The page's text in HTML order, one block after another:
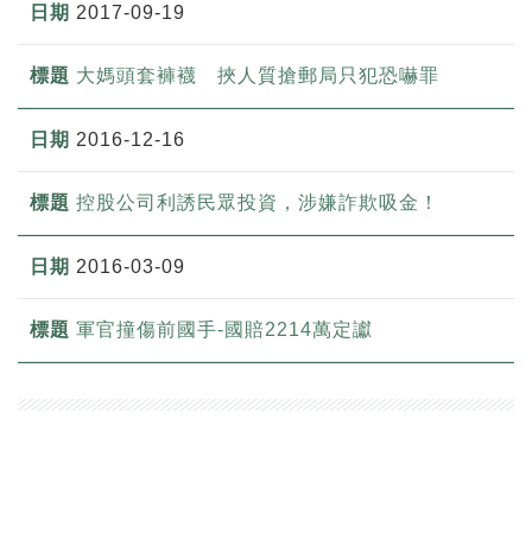
2017-09-19
大媽頭套褲襪 挾人質搶郵局只犯恐嚇罪
2016-12-16
控股公司利誘民眾投資，涉嫌詐欺吸金！
2016-03-09
軍官撞傷前國手-國賠2214萬定讞